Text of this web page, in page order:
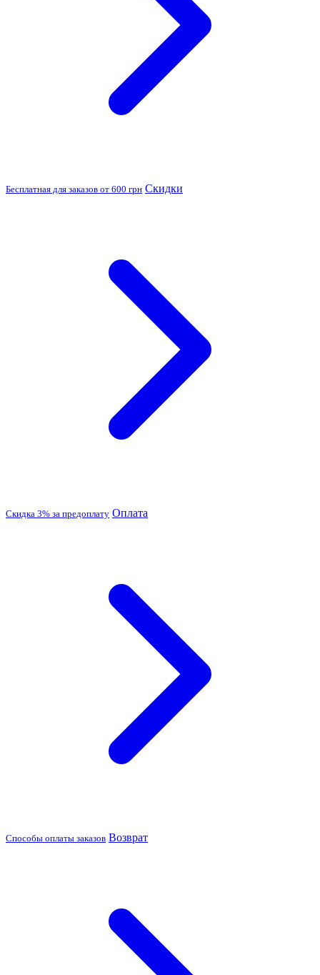
Бесплатная для заказов от 600 грн Скидки
Скидка 3% за предоплату Оплата
Способы оплаты заказов Возврат